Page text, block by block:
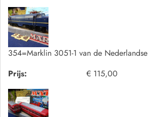
354=Marklin 3051-1 van de
Prijs:
€ 115,00